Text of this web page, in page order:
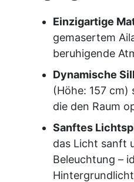
Einzigartige
gemasertem
beruhigende
Dynamische
(Höhe: 157
die den Raum
Sanftes
das Licht sanft
Beleuchtung –